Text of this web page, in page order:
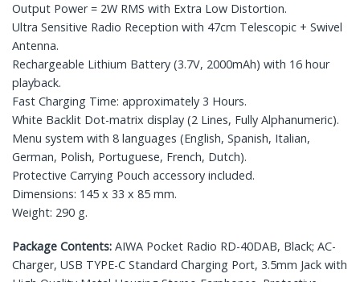
Output Power = 2W RMS with Extra Low Distortion.
Ultra Sensitive Radio Reception with 47cm Telescopic + Swivel
Antenna.
Rechargeable Lithium Battery (3.7V, 2000mAh) with 16 hour
playback.
Fast Charging Time: approximately 3 Hours.
White Backlit Dot-matrix display (2 Lines, Fully Alphanumeric).
Menu system with 8 languages (English, Spanish, Italian,
German, Polish, Portuguese, French, Dutch).
Protective Carrying Pouch accessory included.
Dimensions: 145 x 33 x 85 mm.
Weight: 290 g.
Package Contents: AIWA Pocket Radio RD-40DAB, Black; AC-
Charger, USB TYPE-C Standard Charging Port, 3.5mm Jack with